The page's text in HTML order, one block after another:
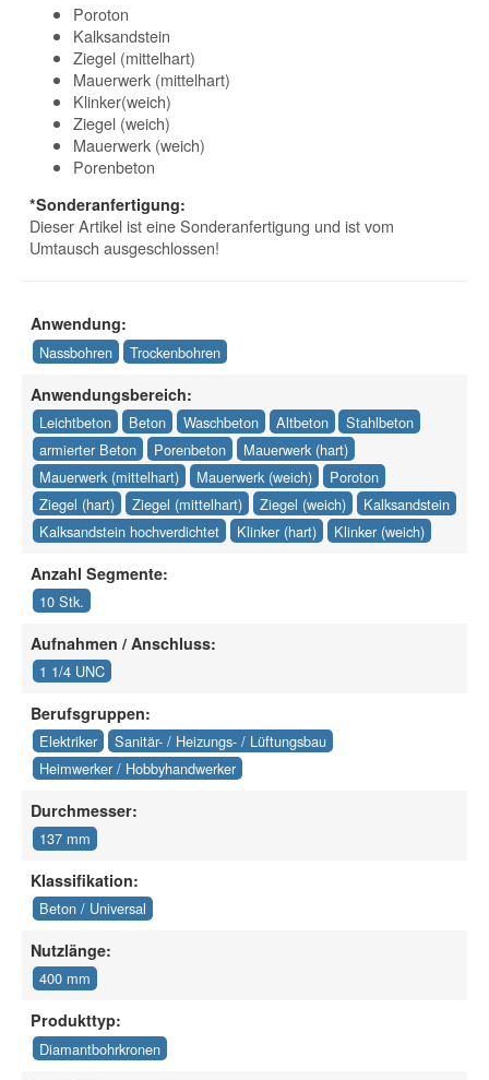
Poroton
Kalksandstein
Ziegel (mittelhart)
Mauerwerk (mittelhart)
Klinker(weich)
Ziegel (weich)
Mauerwerk (weich)
Porenbeton
*Sonderanfertigung:
Dieser Artikel ist eine Sonderanfertigung und ist vom
Umtausch ausgeschlossen!
Anwendung:
Nassbohren Trockenbohren
Anwendungsbereich:
Leichtbeton Beton Waschbeton Altbeton
Stahlbeton
armierter Beton
Porenbeton
Mauerwerk (hart)
Mauerwerk (mittelhart)
Mauerwerk (weich)
Poroton
Ziegel (hart)
Ziegel (mittelhart) Ziegel (weich)
Kalksandstein
Kalksandstein hochverdichtet
Klinker (hart) Klinker (weich)
Anzahl Segmente:
10 Stk.
Aufnahmen / Anschluss:
1 1/4 UNC
Berufsgruppen:
Elektriker
Sanitär- / Heizungs- / Lüftungsbau
Heimwerker / Hobbyhandwerker
Durchmesser:
137 mm
Klassifikation:
Beton / Universal
Nutzlänge:
400 mm
Produkttyp:
Diamantbohrkronen